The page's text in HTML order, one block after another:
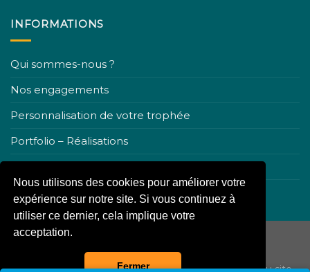
Nous utilisons des cookies pour améliorer votre
expérience sur notre site. Si vous continuez à
utiliser ce dernier, cela implique votre
acceptation.
Fermer
INFORMATIONS
Qui sommes-nous ?
Nos engagements
Personnalisation de votre trophée
Portfolio – Réalisations
Conditions générales de ventes
Copyright 2026 ©La boutique du trophée-Plan du site-